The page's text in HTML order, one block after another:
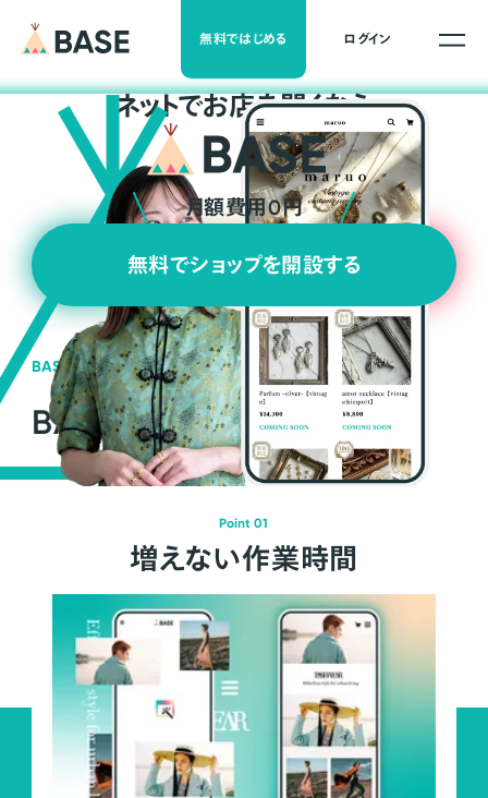
無料ではじめる ログイン
ネットでお店を開くなら
月額費用0円
無料でショップを開設する
BASEの強み
BASEが強い3つの理由
Point 01
増えない作業時間